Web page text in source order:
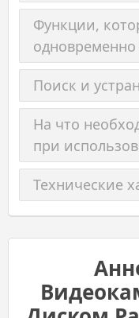
Функции,
одновременно
Поиск и
На что
при
Технические